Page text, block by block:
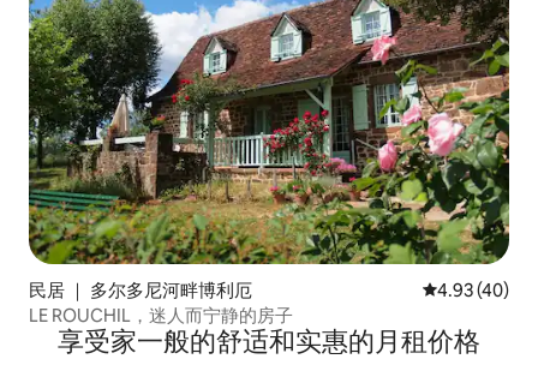
民居 ｜ 多尔多尼河畔博利厄 平均评分
4.93 (40)
LE ROUCHIL，迷人而宁静的房子
享受家一般的舒适和实惠的月租价格